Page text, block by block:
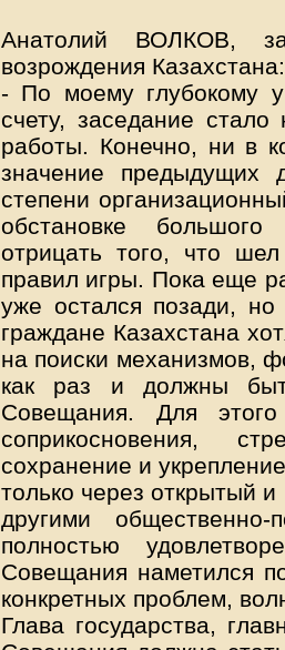
Анатолий ВОЛКОВ,
возрождения Казахстана:
- По моему глубокому
счету, заседание стало
работы. Конечно, ни в
значение предыдущих
степени
обстановке
отрицать того, что
правил игры. Пока еще
уже остался позади,
граждане Казахстана
на поиски механизмов,
как раз и должны
Совещания. Для
соприкосновения,
сохранение и
только через открытый
другими
полностью
Совещания наметился
конкретных проблем,
Глава государства,